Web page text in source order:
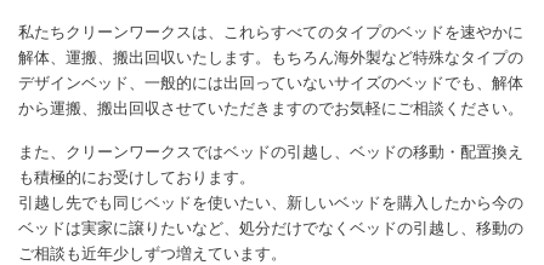
私たちクリーンワークスは、これらすべてのタイプのベッドを速やかに
解体、運搬、搬出回収いたします。もちろん海外製など特殊なタイプの
デザインベッド、一般的には出回っていないサイズのベッドでも、解体
から運搬、搬出回収させていただきますのでお気軽にご相談ください。
また、クリーンワークスではベッドの引越し、ベッドの移動・配置換え
も積極的にお受けしております。
引越し先でも同じベッドを使いたい、新しいベッドを購入したから今の
ベッドは実家に譲りたいなど、処分だけでなくベッドの引越し、移動の
ご相談も近年少しずつ増えています。